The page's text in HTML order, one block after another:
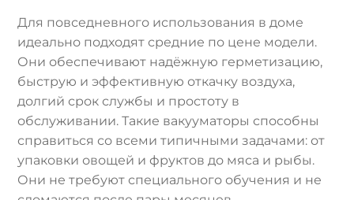
Для повседневного использования в доме
идеально подходят средние по цене модели.
Они обеспечивают надёжную герметизацию,
быструю и эффективную откачку воздуха,
долгий срок службы и простоту в
обслуживании. Такие вакууматоры способны
справиться со всеми типичными задачами: от
упаковки овощей и фруктов до мяса и рыбы.
Они не требуют специального обучения и не